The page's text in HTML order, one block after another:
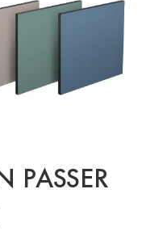
PASSER